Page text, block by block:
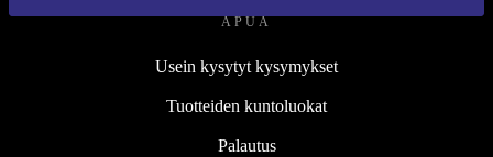
APUA
Usein kysytyt kysymykset
Tuotteiden kuntoluokat
Palautus